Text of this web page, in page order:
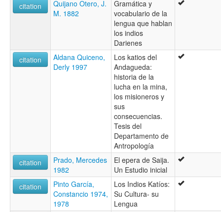
citation
Quijano Otero, J.
M. 1882
Gramática y
vocabulario de la
lengua que hablan
los indios
Darienes
citation
Aldana Quiceno,
Derly 1997
Los katios del
Andagueda:
historia de la
lucha en la mina,
los misioneros y
sus
consecuencias.
Tesis del
Departamento de
Antropología
citation
Prado, Mercedes
1982
El epera de Saija.
Un Estudio inicial
citation
Pinto García,
Constancio 1974,
1978
Los Indios Katíos:
Su Cultura- su
Lengua